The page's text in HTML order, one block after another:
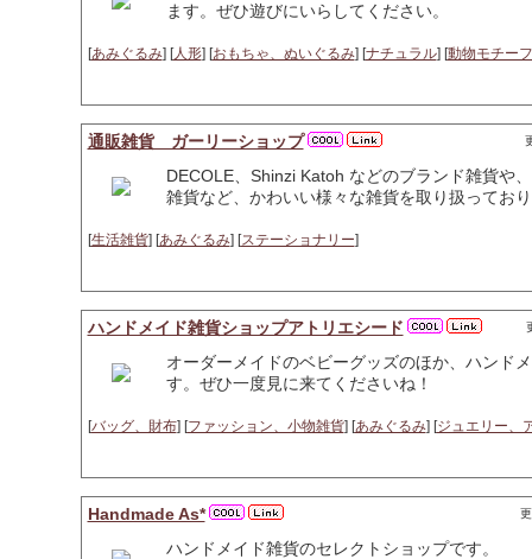
ます。ぜひ遊びにいらしてください。
[あみぐるみ] [人形] [おもちゃ、ぬいぐるみ] [ナチュラル] [動物モチーフ
通販雑貨 ガーリーショップ
DECOLE、Shinzi Katoh などのブランド雑貨や
雑貨など、かわいい様々な雑貨を取り扱ってお
[生活雑貨] [あみぐるみ] [ステーショナリー]
ハンドメイド雑貨ショップアトリエシード
オーダーメイドのベビーグッズのほか、ハンド
す。ぜひ一度見に来てくださいね！
[バッグ、財布] [ファッション、小物雑貨] [あみぐるみ] [ジュエリー、
Handmade As*
ハンドメイド雑貨のセレクトショップです。